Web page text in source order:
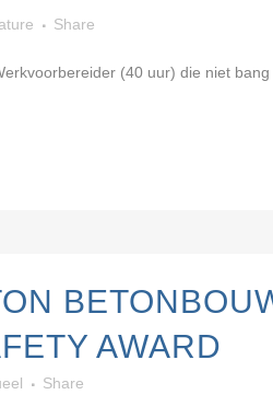
Share
(40 uur) die niet bang
AWARD
Share